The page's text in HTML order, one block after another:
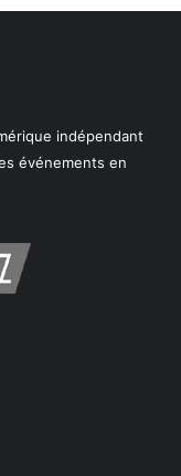
indépendant
événements en